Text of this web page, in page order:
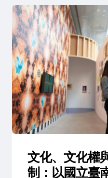
文化、文化權
制：以國立臺